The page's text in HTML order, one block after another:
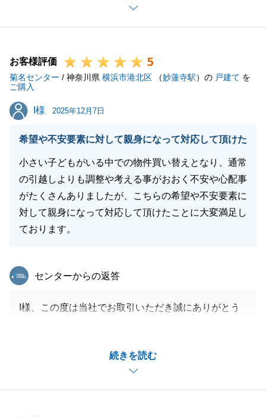
いろいろとご紹介させて頂いた中で、最終的にご条件
に合う物件が見つかり私も安心致しました。
ご連絡頂ければと思います。この度は、有難うござい
ました。
お客様評価 5
菊名センター / 神奈川県 横浜市港北区 （妙蓮寺駅）の 戸建て を
ご購入
I様
I様 2025年12月7日
希望や不安要素に対して親身になって対応して頂けた
小さい子どもがいる中での物件買い替えとなり、通常
の引越しよりも調整や考える事がおおく不安や心配事
がたくさんありましたが、こちらの希望や不安要素に
対して親身になって対応して頂けたことに大変満足し
ております。
続きを読む
東急リバブル
センターからの返答
I様、この度は当社でお取引いただき誠にありがとう
多くご苦労が絶えなかったかと存じております。
その中でもI様には迅速にご対応いただきました。I様
のご尽力のおかげで今回のお買換えがスムーズに行え